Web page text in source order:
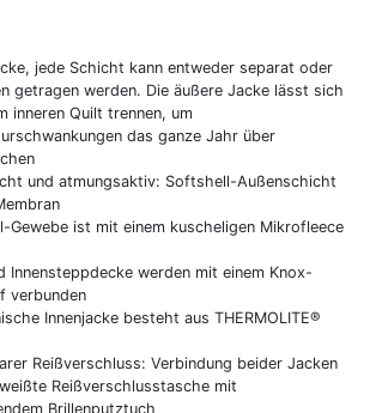
jede Schicht kann entweder separat oder
getragen werden. Die äußere Jacke lässt sich
inneren Quilt trennen, um
das ganze Jahr über
und atmungsaktiv: Softshell-Außenschicht
Gewebe ist mit einem kuscheligen Mikrofleece
Innensteppdecke werden mit einem Knox-
verbunden
Innenjacke besteht aus THERMOLITE®
Reißverschluss: Verbindung beider Jacken
Reißverschlusstasche mit
Brillenputztuch